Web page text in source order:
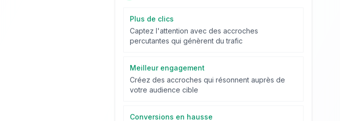
Plus de clics
Captez l'attention avec des accroches
percutantes qui génèrent du trafic
Meilleur engagement
Créez des accroches qui résonnent auprès de
votre audience cible
Conversions en hausse